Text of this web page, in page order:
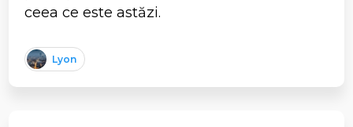
ceea ce este astăzi.
Lyon